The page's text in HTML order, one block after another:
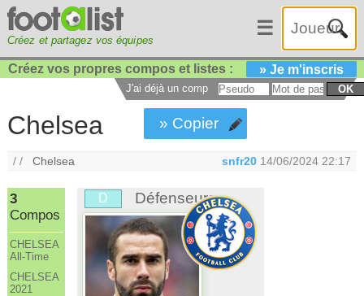
Créez et partagez vos équipes
☰
Créez vos propres compos et listes : » Je m'inscris
J'ai déjà un compte : OK
Chelsea » Copier
/ /Chelsea snfr20 14/06/2024 22:17
3
Compos
CHELSEA
All-Time
CHELSEA
2021
D Défenseurs